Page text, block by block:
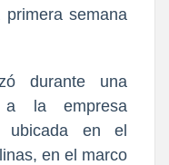
semana
durante una
a la empresa
ubicada en el
en el marco